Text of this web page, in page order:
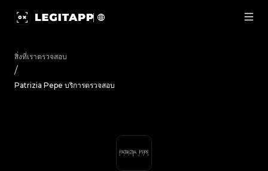
สิ่งที่เราตรวจสอบ
/
Patrizia Pepe บริการตรวจสอบ